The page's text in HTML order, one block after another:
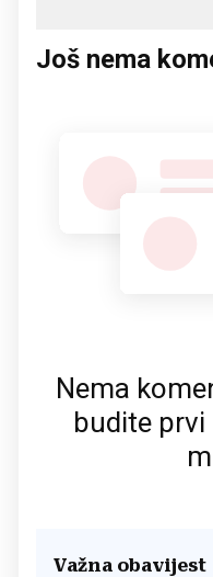
Još nema
Nema
budite prvi
Važna obavijest